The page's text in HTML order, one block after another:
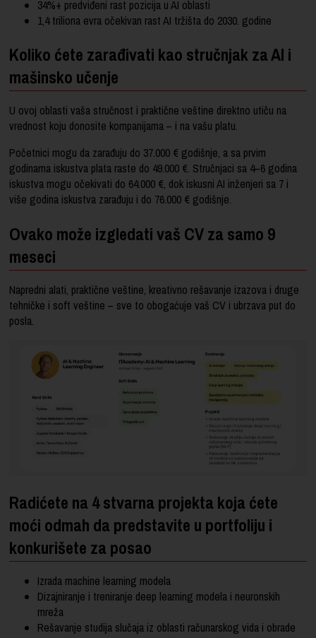
34%+ predviđeni rast pozicija u AI oblasti
1,4 triliona evra očekivan rast AI tržišta do 2030. godine
Koliko ćete zarađivati kao stručnjak za AI i
mašinsko učenje
U ovoj oblasti vaša stručnost i praktične veštine direktno utiču na
vrednost koju donosite kompanijama – i na vašu platu.
Početnici mogu da zarađuju do 37.000 € godišnje, a sa prvim
godinama iskustva plata raste do 49.000 €. Stručnjaci sa 4–6 godina
iskustva mogu očekivati do 64.000 €, dok iskusni AI inženjeri sa 7 i
više godina iskustva zarađuju i do 76.000 € godišnje.
Ovako može izgledati vaš CV za samo 9
meseci
Napredni alati, praktične veštine, kreativno rešavanje izazova i druge
tehničke i soft veštine – sve to obogaćuje vaš CV i ubrzava put do
posla.
Radićete na 4 stvarna projekta koja ćete
moći odmah da predstavite u portfoliju i
konkurišete za posao
Izrada machine learning modela
Dizajniranje i treniranje deep learning modela i neuronskih
mreža
Rešavanje studija slučaja iz oblasti računarskog vida i obrade